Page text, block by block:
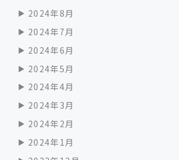
2024年8月
2024年7月
2024年6月
2024年5月
2024年4月
2024年3月
2024年2月
2024年1月